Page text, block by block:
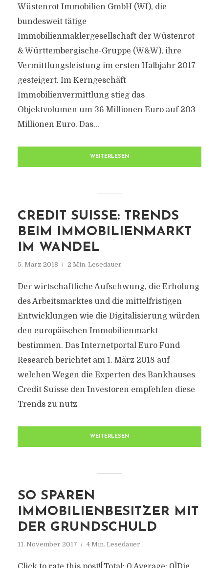
Wüstenrot Immobilien GmbH (WI), die
bundesweit tätige
Immobilienmaklergesellschaft der Wüstenrot
& Württembergische-Gruppe (W&W), ihre
Vermittlungsleistung im ersten Halbjahr 2017
gesteigert. Im Kerngeschäft
Immobilienvermittlung stieg das
Objektvolumen um 36 Millionen Euro auf 203
Millionen Euro. Das...
WEITERLESEN
CREDIT SUISSE: TRENDS
BEIM IMMOBILIENMARKT
IM WANDEL
5. März 2018 2 Min. Lesedauer
Der wirtschaftliche Aufschwung, die Erholung
des Arbeitsmarktes und die mittelfristigen
Entwicklungen wie die Digitalisierung würden
den europäischen Immobilienmarkt
bestimmen. Das Internetportal Euro Fund
Research berichtet am 1. März 2018 auf
welchen Wegen die Experten des Bankhauses
Credit Suisse den Investoren empfehlen diese
Trends zu nutz
WEITERLESEN
SO SPAREN
IMMOBILIENBESITZER MIT
DER GRUNDSCHULD
11. November 2017 4 Min. Lesedauer